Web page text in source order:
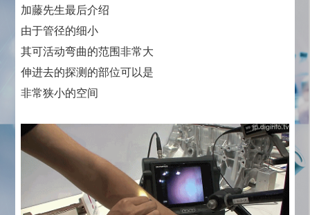
加藤先生最后介绍
由于管径的细小
其可活动弯曲的范围非常大
伸进去的探测的部位可以是
非常狭小的空间